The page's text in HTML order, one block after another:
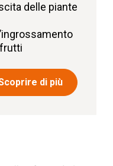
delle piante
di più